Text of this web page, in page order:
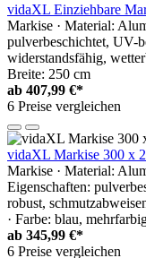
vidaXL Einziehbare
Markise · Material:
pulverbeschichtet, UV-
widerstandsfähig,
Breite: 250 cm
ab 407,99 €*
6 Preise vergleichen
vidaXL Markise 300 x
Markise · Material:
Eigenschaften:
robust,
· Farbe: blau,
ab 345,99 €*
6 Preise vergleichen